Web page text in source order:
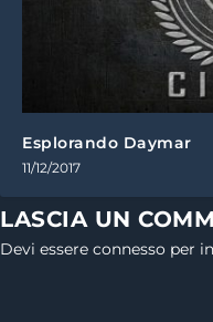
Esplorando Daymar
11/12/2017
LASCIA UN
Devi essere connesso per